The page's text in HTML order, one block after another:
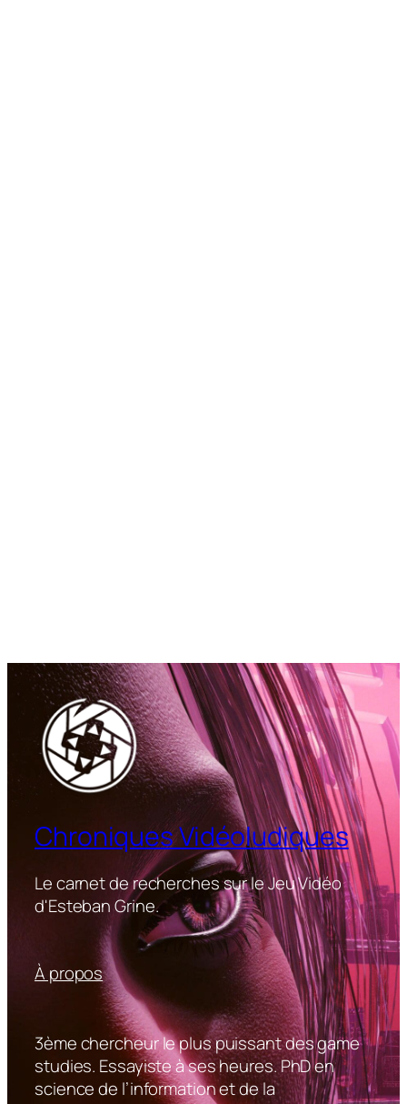
Chroniques Vidéoludiques
Le carnet de recherches sur le Jeu Vidéo
d'Esteban Grine.
À propos
3ème chercheur le plus puissant des game
studies. Essayiste à ses heures. PhD en
science de l’information et de la